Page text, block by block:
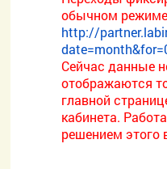
обычном
http://
Сейчас данные
отображаются
главной
кабинета.
решением этого